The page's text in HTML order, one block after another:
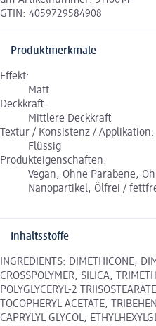
GTIN: 4059729584908
Produktmerkmale
Effekt:
Matt
Deckkraft:
Mittlere Deckkraft
Textur / Konsistenz / Applikation:
Flüssig
Produkteigenschaften:
Vegan, Ohne Parabene,
Nanopartikel, Ölfrei /
Inhaltsstoffe
INGREDIENTS: DIMETHICONE,
CROSSPOLYMER, SILICA,
POLYGLYCERYL-2
TOCOPHERYL ACETATE,
CAPRYLYL GLYCOL,